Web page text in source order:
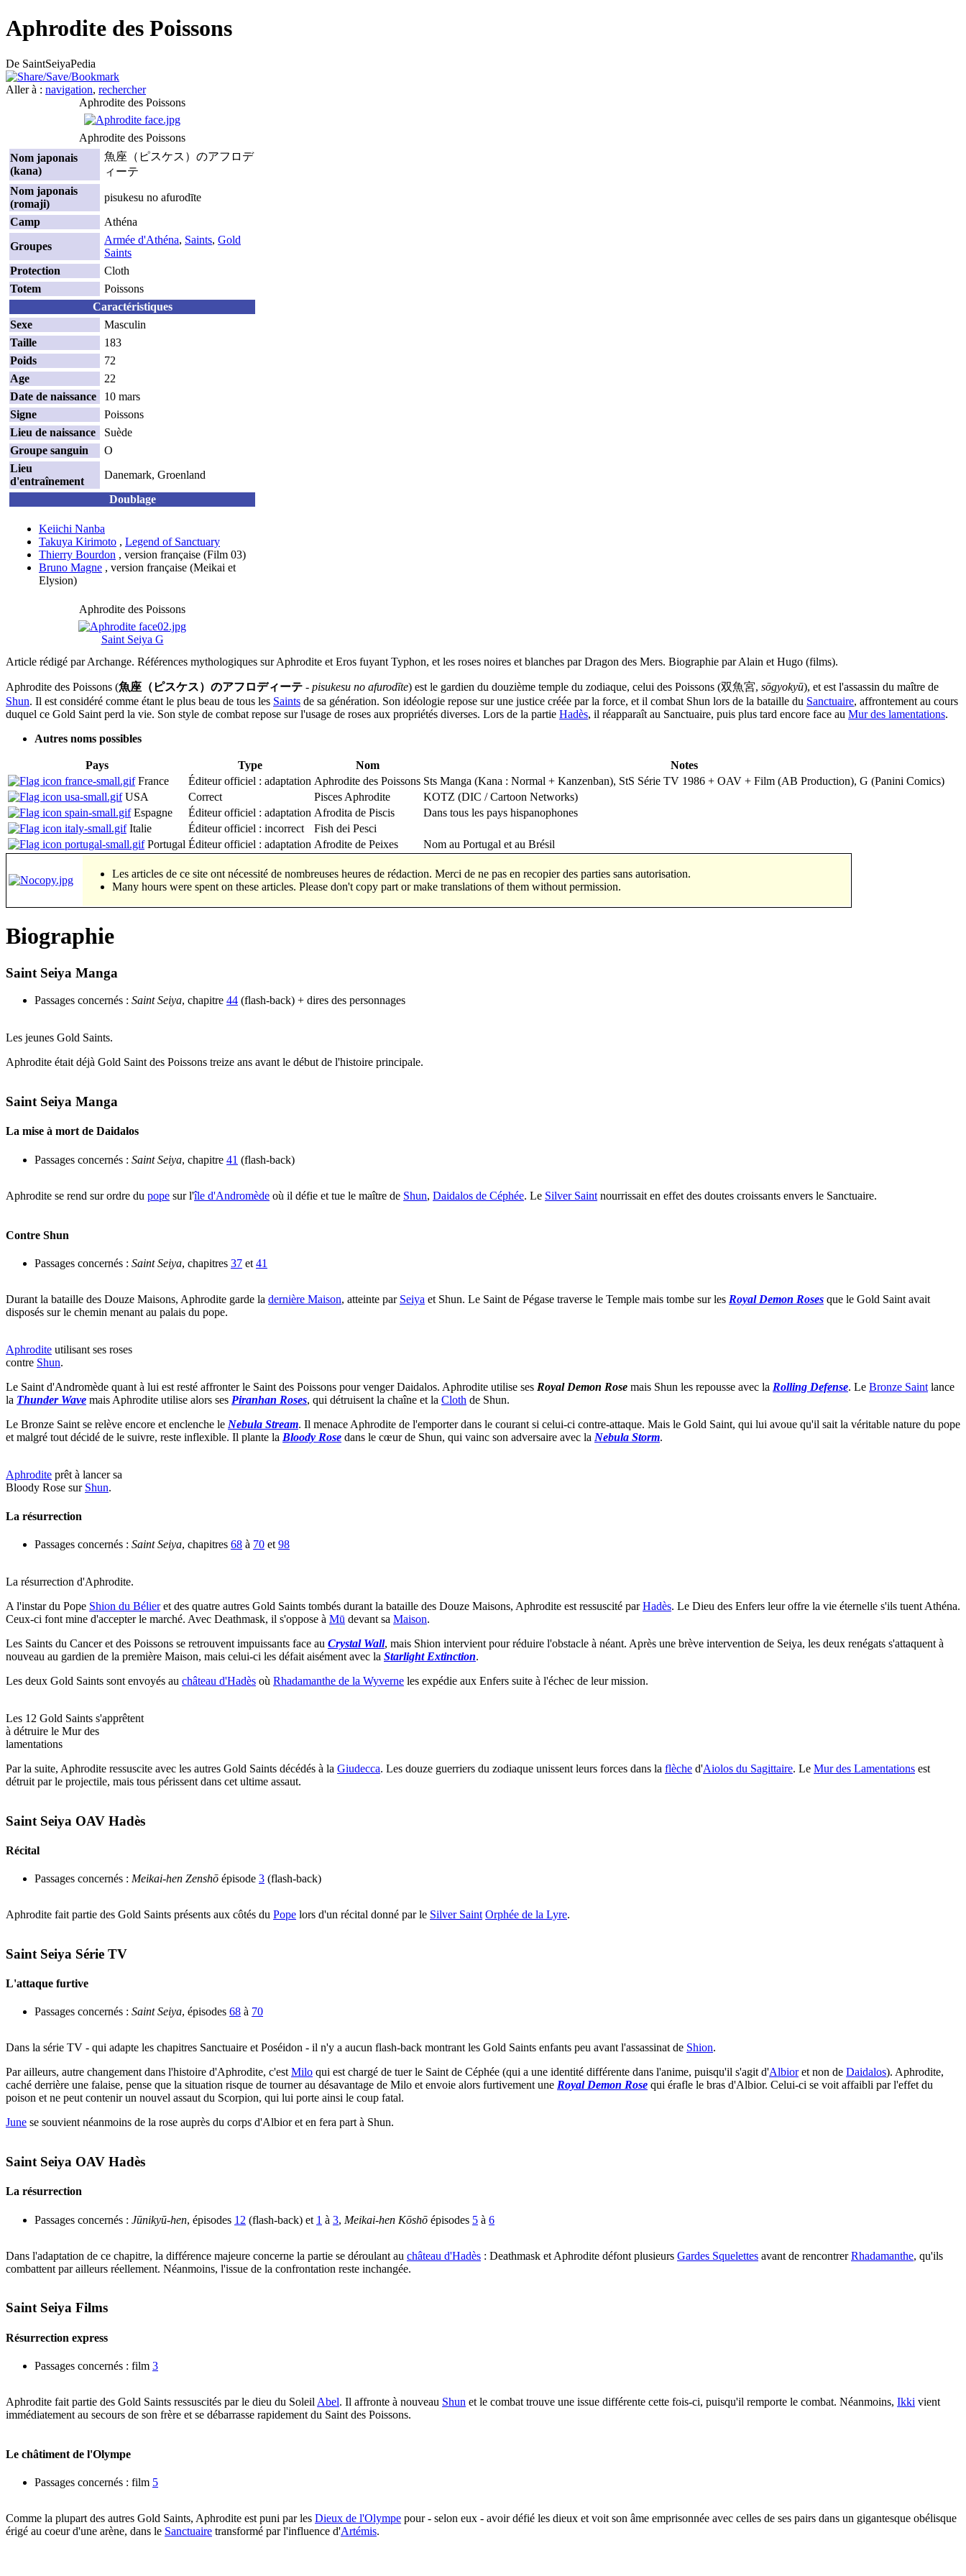
Aphrodite des Poissons
De SaintSeiyaPedia
Aller à : navigation, rechercher
Aphrodite des Poissons
Aphrodite des Poissons
Nom japonais
(kana)
魚座（ピスケス）のアフロデ
ィーテ
Nom japonais
(romaji)
pisukesu no afurodīte
Camp
Athéna
Groupes
Armée d'Athéna, Saints, Gold
Saints
Protection
Cloth
Totem
Poissons
Caractéristiques
Sexe
Masculin
Taille
183
Poids
72
Age
22
Date de naissance
10 mars
Signe
Poissons
Lieu de naissance
Suède
Groupe sanguin
O
Lieu
d'entraînement
Danemark, Groenland
Doublage
Keiichi Nanba
Takuya Kirimoto , Legend of Sanctuary
Thierry Bourdon , version française (Film 03)
Bruno Magne , version française (Meikai et
Elysion)
Aphrodite des Poissons
Saint Seiya G
Article rédigé par Archange. Références mythologiques sur Aphrodite et Eros fuyant Typhon, et les roses noires et blanches par Dragon des Mers. Biographie par Alain et Hugo (films).
Aphrodite des Poissons (魚座（ピスケス）のアフロディーテ - pisukesu no afurodīte) est le gardien du douzième temple du zodiaque, celui des Poissons (双魚宮, sōgyokyū), et est l'assassin du maître de
Shun. Il est considéré comme étant le plus beau de tous les Saints de sa génération. Son idéologie repose sur une justice créée par la force, et il combat Shun lors de la bataille du Sanctuaire, affrontement au cours
duquel ce Gold Saint perd la vie. Son style de combat repose sur l'usage de roses aux propriétés diverses. Lors de la partie Hadès, il réapparaît au Sanctuaire, puis plus tard encore face au Mur des lamentations.
Autres noms possibles
Pays Type Nom
Notes
France
Éditeur officiel : adaptation Aphrodite des Poissons Sts Manga (Kana : Normal + Kanzenban), StS Série TV 1986 + OAV + Film (AB Production), G (Panini Comics)
USA
Correct Pisces Aphrodite
KOTZ (DIC / Cartoon Networks)
Espagne
Éditeur officiel : adaptation Afrodita de Piscis
Dans tous les pays hispanophones
Italie
Éditeur officiel : incorrect
Fish dei Pesci
Portugal Éditeur officiel : adaptation Afrodite de Peixes Nom au Portugal et au Brésil
Les articles de ce site ont nécessité de nombreuses heures de rédaction. Merci de ne pas en recopier des parties sans autorisation.
Many hours were spent on these articles. Please don't copy part or make translations of them without permission.
Biographie
Saint Seiya Manga
Passages concernés : Saint Seiya, chapitre 44 (flash-back) + dires des personnages
Les jeunes Gold Saints.
Aphrodite était déjà Gold Saint des Poissons treize ans avant le début de l'histoire principale.
Saint Seiya Manga
La mise à mort de Daidalos
Passages concernés : Saint Seiya, chapitre 41 (flash-back)
Aphrodite se rend sur ordre du pope sur l'île d'Andromède où il défie et tue le maître de Shun, Daidalos de Céphée. Le Silver Saint nourrissait en effet des doutes croissants envers le Sanctuaire.
Contre Shun
Passages concernés : Saint Seiya, chapitres 37 et 41
Durant la bataille des Douze Maisons, Aphrodite garde la dernière Maison, atteinte par Seiya et Shun. Le Saint de Pégase traverse le Temple mais tombe sur les Royal Demon Roses que le Gold Saint avait
disposés sur le chemin menant au palais du pope.
Aphrodite utilisant ses roses
contre Shun.
Le Saint d'Andromède quant à lui est resté affronter le Saint des Poissons pour venger Daidalos. Aphrodite utilise ses Royal Demon Rose mais Shun les repousse avec la Rolling Defense. Le Bronze Saint lance
la Thunder Wave mais Aphrodite utilise alors ses Piranhan Roses, qui détruisent la chaîne et la Cloth de Shun.
Le Bronze Saint se relève encore et enclenche le Nebula Stream. Il menace Aphrodite de l'emporter dans le courant si celui-ci contre-attaque. Mais le Gold Saint, qui lui avoue qu'il sait la véritable nature du pope
et malgré tout décidé de le suivre, reste inflexible. Il plante la Bloody Rose dans le cœur de Shun, qui vainc son adversaire avec la Nebula Storm.
Aphrodite prêt à lancer sa
Bloody Rose sur Shun.
La résurrection
Passages concernés : Saint Seiya, chapitres 68 à 70 et 98
La résurrection d'Aphrodite.
A l'instar du Pope Shion du Bélieret des quatre autres Gold Saints tombés durant la bataille des Douze Maisons, Aphrodite est ressuscité parHadès. Le Dieu des Enfers leur offre la vie éternelle s'ils tuent Athéna.
Ceux-ci font mine d'accepter le marché. Avec Deathmask, il s'oppose à Mū devant sa Maison.
Les Saints du Cancer et des Poissons se retrouvent impuissants face au Crystal Wall, mais Shion intervient pour réduire l'obstacle à néant. Après une brève intervention de Seiya, les deux renégats s'attaquent à
nouveau au gardien de la première Maison, mais celui-ci les défait aisément avec la Starlight Extinction.
Les deux Gold Saints sont envoyés au château d'Hadès où Rhadamanthe de la Wyverne les expédie aux Enfers suite à l'échec de leur mission.
Les 12 Gold Saints s'apprêtent
à détruire le Mur des
lamentations
Par la suite, Aphrodite ressuscite avec les autres Gold Saints décédés à la Giudecca. Les douze guerriers du zodiaque unissent leurs forces dans la flèche d'Aiolos du Sagittaire. Le Mur des Lamentations est
détruit par le projectile, mais tous périssent dans cet ultime assaut.
Saint Seiya OAV Hadès
Récital
Passages concernés : Meikai-hen Zenshō épisode 3 (flash-back)
Aphrodite fait partie des Gold Saints présents aux côtés du Pope lors d'un récital donné par le Silver Saint Orphée de la Lyre.
Saint Seiya Série TV
L'attaque furtive
Passages concernés : Saint Seiya, épisodes 68 à 70
Dans la série TV - qui adapte les chapitres Sanctuaire et Poséidon - il n'y a aucun flash-back montrant les Gold Saints enfants peu avant l'assassinat de Shion.
Par ailleurs, autre changement dans l'histoire d'Aphrodite, c'est Milo qui est chargé de tuer le Saint de Céphée (qui a une identité différente dans l'anime, puisqu'il s'agit d'Albioret non de Daidalos). Aphrodite,
caché derrière une falaise, pense que la situation risque de tourner au désavantage de Milo et envoie alors furtivement une Royal Demon Rose qui érafle le bras d'Albior. Celui-ci se voit affaibli par l'effet du
poison et ne peut contenir un nouvel assaut du Scorpion, qui lui porte ainsi le coup fatal.
June se souvient néanmoins de la rose auprès du corps d'Albior et en fera part à Shun.
Saint Seiya OAV Hadès
La résurrection
Passages concernés : Jūnikyū-hen, épisodes 12 (flash-back) et 1 à 3, Meikai-hen Kōshō épisodes 5 à 6
Dans l'adaptation de ce chapitre, la différence majeure concerne la partie se déroulant au château d'Hadès : Deathmask et Aphrodite défont plusieurs Gardes Squelettes avant de rencontrerRhadamanthe, qu'ils
combattent par ailleurs réellement. Néanmoins, l'issue de la confrontation reste inchangée.
Saint Seiya Films
Résurrection express
Passages concernés : film 3
Aphrodite fait partie des Gold Saints ressuscités par le dieu du Soleil Abel. Il affronte à nouveau Shun et le combat trouve une issue différente cette fois-ci, puisqu'il remporte le combat. Néanmoins, Ikki vient
immédiatement au secours de son frère et se débarrasse rapidement du Saint des Poissons.
Le châtiment de l'Olympe
Passages concernés : film 5
Comme la plupart des autres Gold Saints, Aphrodite est puni par les Dieux de l'Olympe pour - selon eux - avoir défié les dieux et voit son âme emprisonnée avec celles de ses pairs dans un gigantesque obélisque
érigé au coeur d'une arène, dans le Sanctuaire transformé par l'influence d'Artémis.